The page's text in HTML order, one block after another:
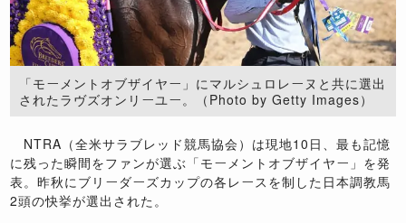
「モーメントオブザイヤー」にマルシュロレーヌと共に選出
されたラヴズオンリーユー。（Photo by Getty Images）
NTRA （全米サラブレッド競馬協会）は現地10 日、最も記憶
に残った瞬間をファンが選ぶ「モーメントオブザイヤー」を発
表。昨秋にブリーダーズカップの各レースを制した日本調教馬
2頭の快挙が選出された。